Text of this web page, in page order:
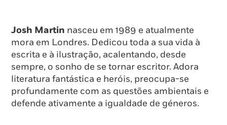
Josh Martin nasceu em 1989 e atualmente
mora em Londres. Dedicou toda a sua vida à
escrita e à ilustração, acalentando, desde
sempre, o sonho de se tornar escritor. Adora
literatura fantástica e heróis, preocupa-se
profundamente com as questões ambientais e
defende ativamente a igualdade de géneros.